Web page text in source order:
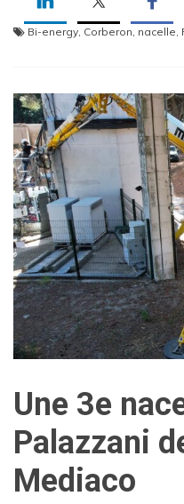
Bi-energy Corberon nacelle
Une 3e
Palazzani
Mediaco